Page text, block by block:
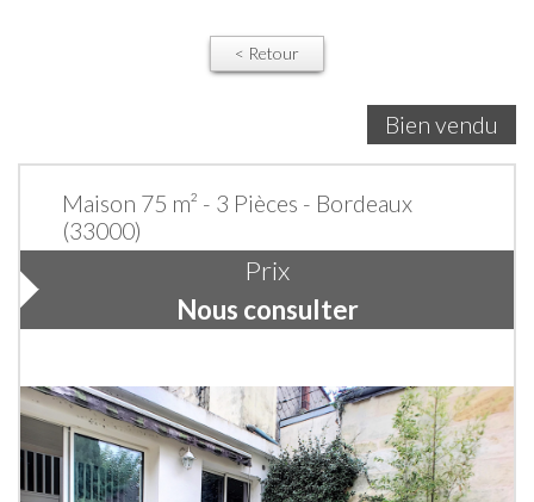
< Retour
Bien vendu
Maison 75 m² - 3 Pièces - Bordeaux
(33000)
Prix
Nous consulter